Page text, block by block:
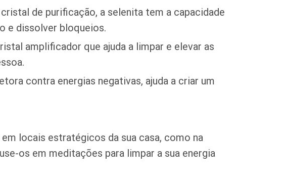
de purificação, a selenita tem a capacidade
e dissolver bloqueios.
amplificador que ajuda a limpar e elevar as
contra energias negativas, ajuda a criar um
em locais estratégicos da sua casa, como na
os em meditações para limpar a sua energia